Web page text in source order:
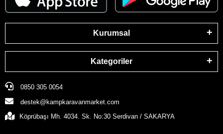
Kurumsal
Kategoriler
0850 305 0054
destek@kampkaravanmarket.com
Köprübaşı Mh. 4034. Sk. No:30 Serdivan / SAKARYA